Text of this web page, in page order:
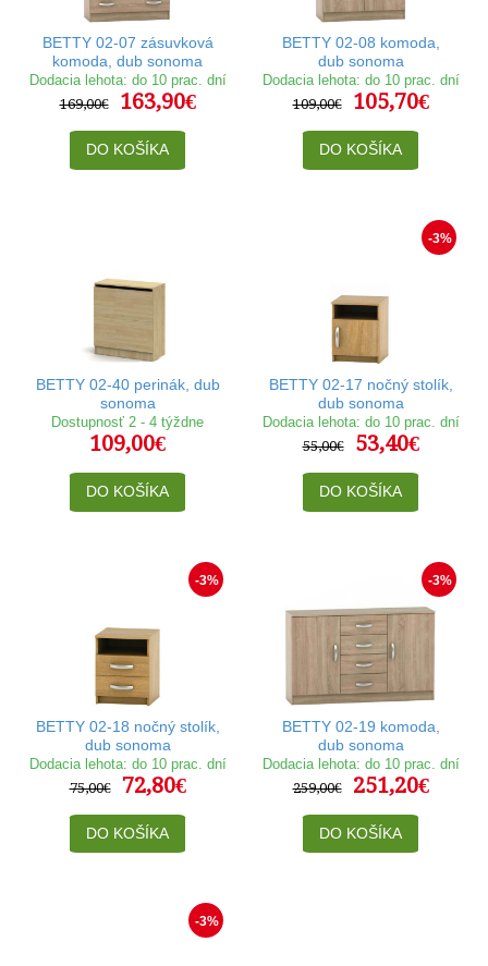
BETTY 02-07 zásuvková
komoda, dub sonoma
Dodacia lehota: do 10 prac. dní
169,00€
163,90€
DO KOŠÍKA
BETTY 02-08 komoda,
dub sonoma
Dodacia lehota: do 10 prac. dní
109,00€
105,70€
DO KOŠÍKA
BETTY 02-40 perinák, dub
sonoma
Dostupnosť 2 - 4 týždne
109,00€
DO KOŠÍKA
-3%
BETTY 02-17 nočný stolík,
dub sonoma
Dodacia lehota: do 10 prac. dní
55,00€
53,40€
DO KOŠÍKA
-3%
BETTY 02-18 nočný stolík,
dub sonoma
Dodacia lehota: do 10 prac. dní
75,00€
72,80€
DO KOŠÍKA
-3%
BETTY 02-19 komoda,
dub sonoma
Dodacia lehota: do 10 prac. dní
259,00€
251,20€
DO KOŠÍKA
-3%